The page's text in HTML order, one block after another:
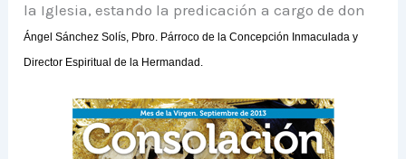
la Iglesia, estando la predicación a cargo de don
Ángel Sánchez Solís, Pbro. Párroco de la Concepción Inmaculada y
Director Espiritual de la Hermandad.